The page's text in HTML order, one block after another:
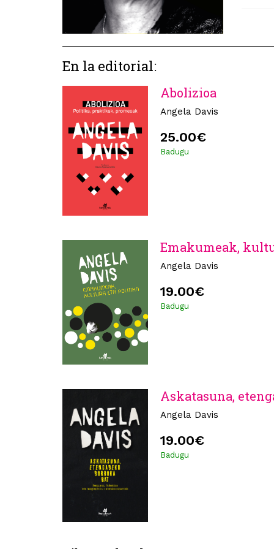
En la editorial:
Abolizioa
Angela Davis
25.00€
Badugu
Emakumeak,
Angela Davis
19.00€
Badugu
Askatasuna,
Angela Davis
19.00€
Badugu